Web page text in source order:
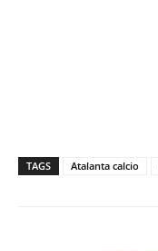
TAGS Atalanta calcio